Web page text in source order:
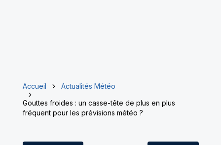
Accueil
Actualités Météo
Gouttes froides : un casse-tête de plus en plus
fréquent pour les prévisions météo ?